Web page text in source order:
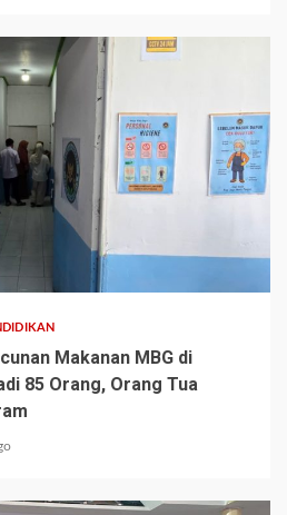
Makanan MBG di
85 Orang, Orang Tua